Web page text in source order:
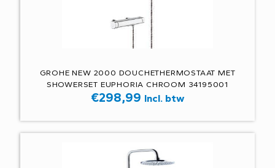
GROHE NEW 2000 DOUCHETHERMOSTAAT MET
SHOWERSET EUPHORIA CHROOM 34195001
€298,99 Incl. btw